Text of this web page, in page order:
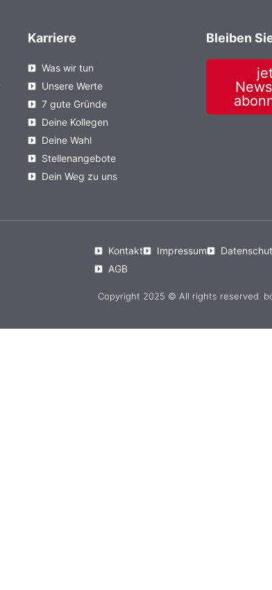
Karriere
Was wir tun
Unsere Werte
7 gute Gründe
Deine Kollegen
Deine Wahl
Stellenangebote
Dein Weg zu uns
Bleiben
Kontakt Impressum
AGB
Copyright 2025 © All rights reserved.